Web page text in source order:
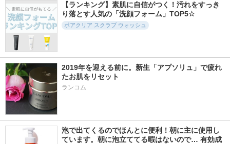
【ランキング】素肌に自信がつく！汚れをすっき
り落とす人気の「洗顔フォーム」TOP5☆
ポアクリア スクラブ ウォッシュ
2019年を迎える前に。新生「アプソリュ」で疲れ
たお肌をリセット
ランコム
泡で出てくるのでほんとに便利！朝に主に使用し
ています。朝に泡立ててる暇はないので… 有効成